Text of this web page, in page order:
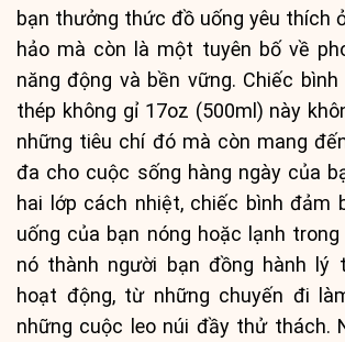
bạn thưởng thức đồ uống yêu thích
hảo mà còn là một tuyên bố về
năng động và bền vững. Chiếc
thép không gỉ 17oz (500ml) này
những tiêu chí đó mà còn mang
đa cho cuộc sống hàng ngày của
hai lớp cách nhiệt, chiếc bình đảm
uống của bạn nóng hoặc lạnh trong
nó thành người bạn đồng hành lý
hoạt động, từ những chuyến đi
những cuộc leo núi đầy thử thách.